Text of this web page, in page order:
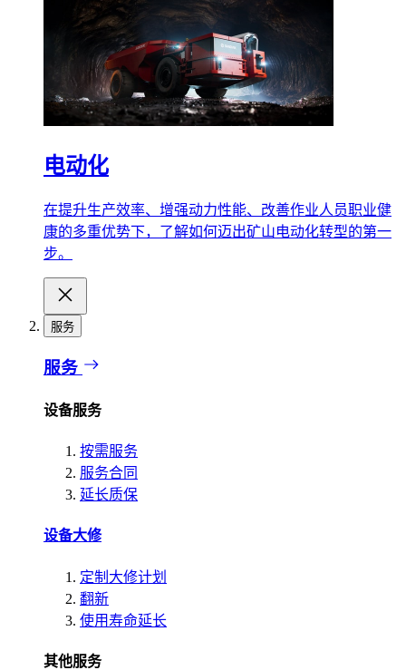
电动化
在提升生产效率、增强动力性能、改善作业人员职业健
康的多重优势下，了解如何迈出矿山电动化转型的第一
步。
服务
服务
设备服务
按需服务
服务合同
延长质保
设备大修
定制大修计划
翻新
使用寿命延长
其他服务